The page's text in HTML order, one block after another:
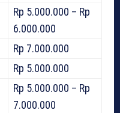
Rp 5.000.000 – Rp
6.000.000
Rp 7.000.000
Rp 5.000.000
Rp 5.000.000 – Rp
7.000.000